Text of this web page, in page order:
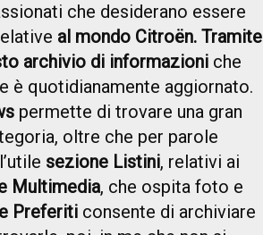
che desiderano essere
al mondo Citroën. Tramite
archivio di informazioni che
è quotidianamente aggiornato.
permette di trovare una gran
oltre che per parole
sezione Listini, relativi ai
Multimedia, che ospita foto e
Preferiti consente di archiviare